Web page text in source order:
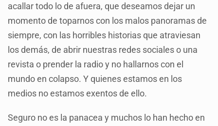
acallar todo lo de afuera, que deseamos dejar un
momento de toparnos con los malos panoramas de
siempre, con las horribles historias que atraviesan
los demás, de abrir nuestras redes sociales o una
revista o prender la radio y no hallarnos con el
mundo en colapso. Y quienes estamos en los
medios no estamos exentos de ello.
Seguro no es la panacea y muchos lo han hecho en